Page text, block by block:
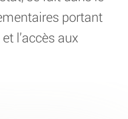
portant
l’accès aux